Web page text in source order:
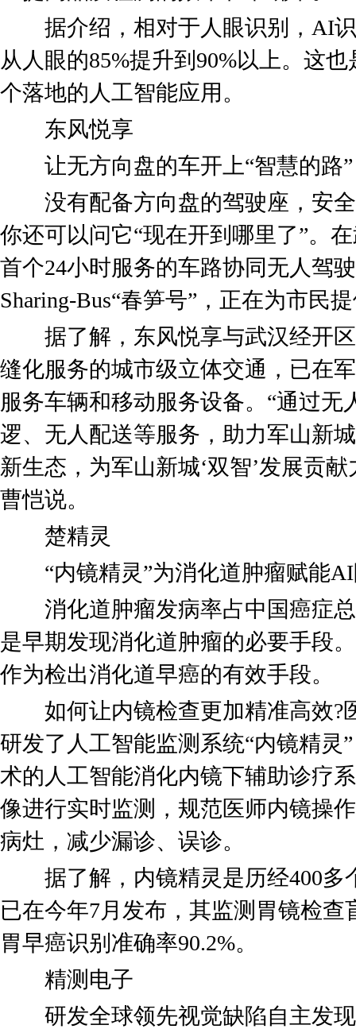
据介绍，相对于人眼识别，AI识
从人眼的85%提升到90%以上。这
个落地的人工智能应用。
东风悦享
让无方向盘的车开上“智慧的路”
没有配备方向盘的驾驶座，安全
你还可以问它“现在开到哪里了”。
首个24小时服务的车路协同无人
Sharing-Bus“春笋号”，正在为市民
据了解，东风悦享与武汉经开区
缝化服务的城市级立体交通，已在
服务车辆和移动服务设备。“通过
逻、无人配送等服务，助力军山新
新生态，为军山新城‘双智’发展贡
曹恺说。
楚精灵
“内镜精灵”为消化道肿瘤赋能
消化道肿瘤发病率占中国癌症总
是早期发现消化道肿瘤的必要手段
作为检出消化道早癌的有效手段。
如何让内镜检查更加精准高效?
研发了人工智能监测系统“内镜精灵
术的人工智能消化内镜下辅助诊疗
像进行实时监测，规范医师内镜操
病灶，减少漏诊、误诊。
据了解，内镜精灵是历经400多
已在今年7月发布，其监测胃镜检查
胃早癌识别准确率90.2%。
精测电子
研发全球领先视觉缺陷自主发